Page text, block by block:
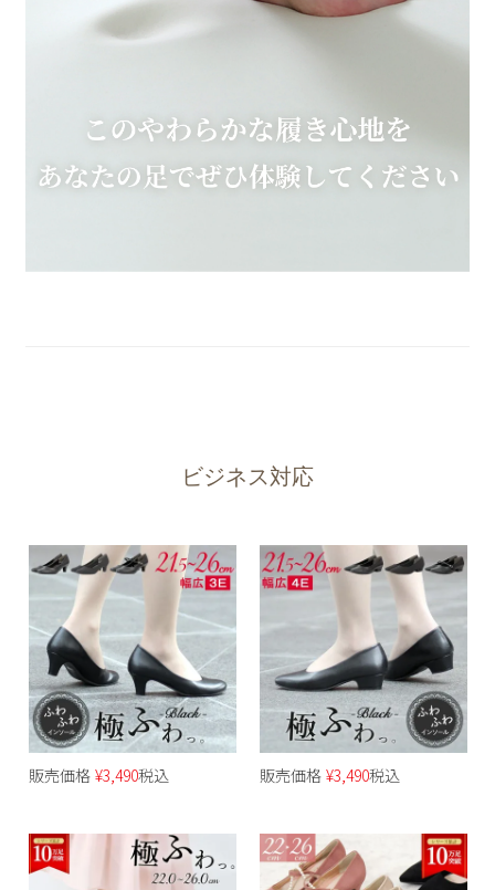
ビジネス対応
販売価格 ¥3,490税込 販売価格 ¥3,490税込